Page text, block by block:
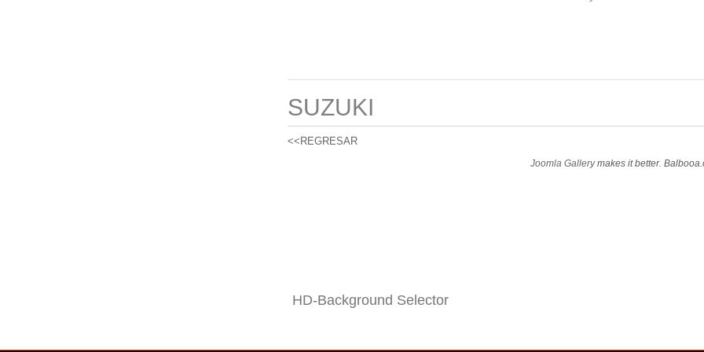
SUZUKI
<<REGRESAR
Joomla Gallerymakes it better.
HD-Background Selector